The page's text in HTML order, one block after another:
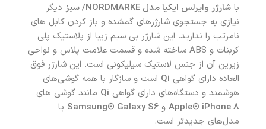
با شارژر وایرلس ایکیا مدل NORDMARKE/ سبز
دیگر
نیازی به جستجوی شارژرهای گمشده و باز کردن کابل های
نامرتب را ندارید. این شارژر بی سیم زیبا از پلاستیک پلی
کربنات و ABS ساخته شده و قسمت علامت پلاس و نواحی
زیرین آن از جنس لاستیک سیلیکونی است. این شارژر فوق
العاده دارای گواهی Qi است و سازگار با همه گوشی‌های
هوشمند و دستگاه‌های دارای گواهی Qi مانند گوشی های
Apple® iPhone 8 و Samsung® Galaxy S6 یا
مدل‌های جدیدتر است.